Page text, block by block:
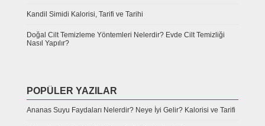
Kandil Simidi Kalorisi, Tarifi ve Tarihi
Doğal Cilt Temizleme Yöntemleri Nelerdir? Evde Cilt Temizliği
Nasıl Yapılır?
POPÜLER YAZILAR
Ananas Suyu Faydaları Nelerdir? Neye İyi Gelir? Kalorisi ve Tarifi